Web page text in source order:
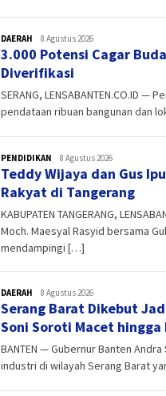
DAERAH admin
8 Agustus 2026
3.000 Potensi Cagar
Diverifikasi
SERANG, LENSABANTEN.CO.ID
pendataan ribuan bangunan dan
PENDIDIKAN admin
8 Agustus 2026
Teddy Wijaya dan Gus
Rakyat di Tangerang
KABUPATEN TANGERANG,
Moch. Maesyal Rasyid bersama
mendampingi […]
DAERAH admin
8 Agustus 2026
Serang Barat Dikebut
Soni Soroti Macet hingga
BANTEN — Gubernur Banten
industri di wilayah Serang Barat